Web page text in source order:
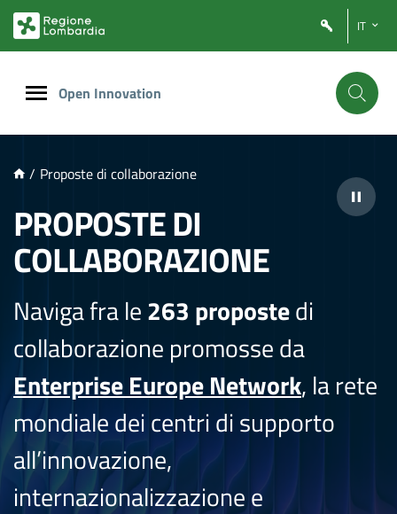
PRINCIPALE
IT
Open Innovation
/ Proposte di collaborazione
PROPOSTE DI
COLLABORAZIONE
Naviga fra le263 propostedi
collaborazione promosse da
Enterprise Europe Network, la rete
mondiale dei centri di supporto
all’innovazione,
internazionalizzazione e